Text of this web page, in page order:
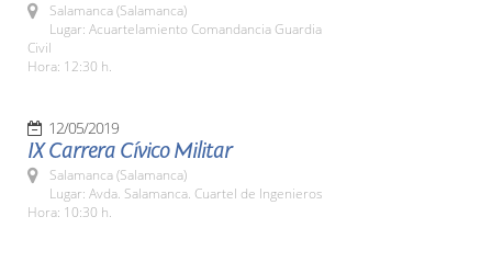
Salamanca (Salamanca)
Lugar: Acuartelamiento Comandancia Guardia
Civil
Hora: 12:30 h.
12/05/2019
IX Carrera Cívico Militar
Salamanca (Salamanca)
Lugar: Avda. Salamanca. Cuartel de Ingenieros
Hora: 10:30 h.